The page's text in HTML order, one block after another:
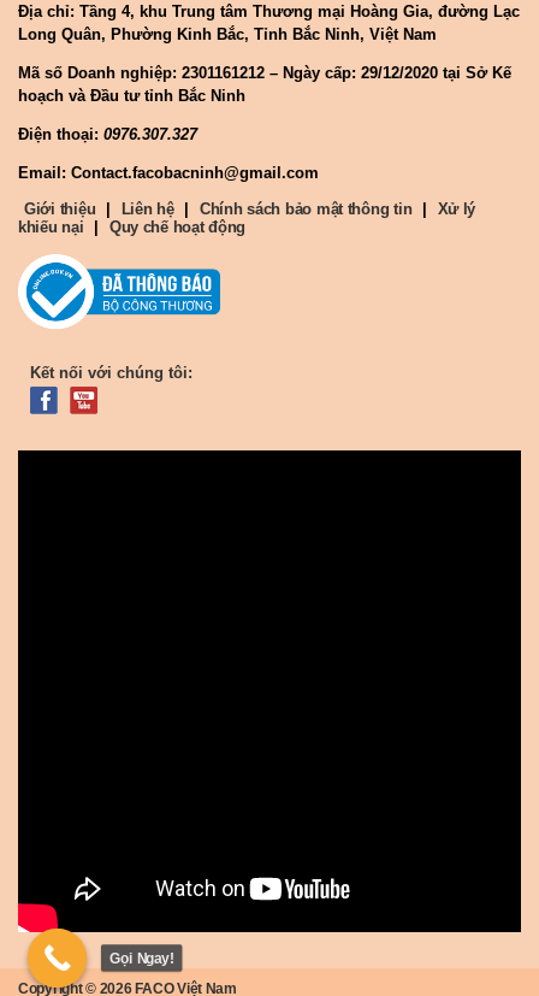
Địa chỉ: Tầng 4, khu Trung tâm Thương mại Hoàng Gia, đường Lạc
Long Quân, Phường Kinh Bắc, Tỉnh Bắc Ninh, Việt Nam
Mã số Doanh nghiệp: 2301161212 – Ngày cấp: 29/12/2020 tại Sở Kế
hoạch và Đầu tư tỉnh Bắc Ninh
Điện thoại: 0976.307.327
Email: Contact.facobacninh@gmail.com
Giới thiệu
| Liên hệ | Chính sách bảo mật thông tin |
Xử lý
khiếu nại
| Quy chế hoạt động
Kết nối với chúng tôi:
Copyright © 2026 FACO Việt Nam
Gọi Ngay!